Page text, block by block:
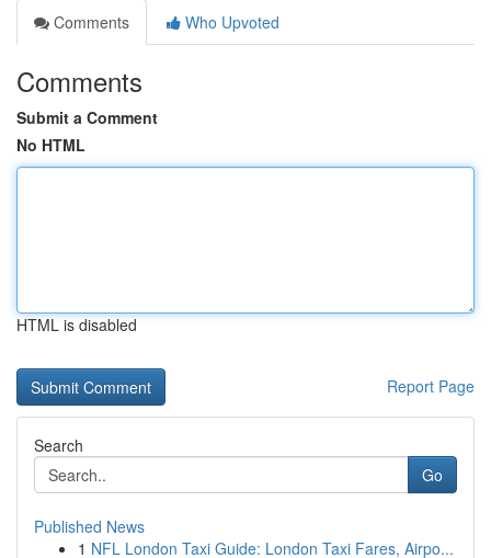
Comments
Who Upvoted
Comments
Submit a Comment
No HTML
HTML is disabled
Report Page
Search
Go
Published News
1 NFL London Taxi Guide: London Taxi Fares, Airpo...